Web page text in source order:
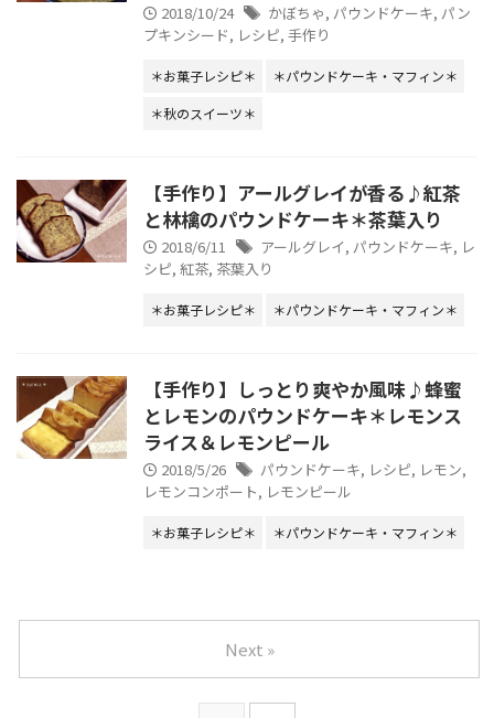
2018/10/24 かぼちゃ, パウンドケーキ, パン
プキンシード, レシピ, 手作り
＊お菓子レシピ＊
＊パウンドケーキ・マフィン＊
＊秋のスイーツ＊
【手作り】アールグレイが香る♪紅茶
と林檎のパウンドケーキ＊茶葉入り
2018/6/11 アールグレイ, パウンドケーキ, レ
シピ, 紅茶, 茶葉入り
＊お菓子レシピ＊ ＊パウンドケーキ・マフィン＊
【手作り】しっとり爽やか風味♪蜂蜜
とレモンのパウンドケーキ＊レモンス
ライス＆レモンピール
2018/5/26 パウンドケーキ, レシピ, レモン,
レモンコンポート, レモンピール
＊お菓子レシピ＊ ＊パウンドケーキ・マフィン＊
Next »